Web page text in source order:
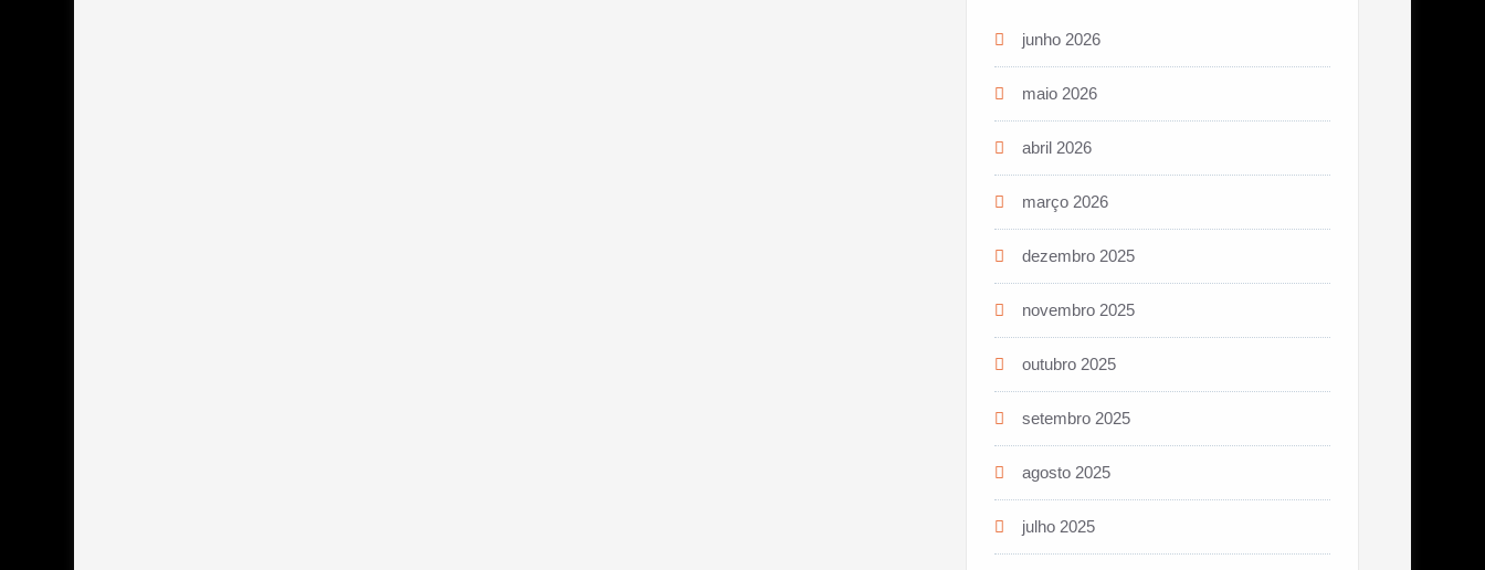
junho 2026
maio 2026
abril 2026
março 2026
dezembro 2025
novembro 2025
outubro 2025
setembro 2025
agosto 2025
julho 2025